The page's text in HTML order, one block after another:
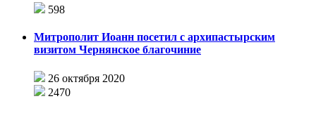
598
Митрополит Иоанн посетил с архипастырским
визитом Чернянское благочиние
26 октября 2020
2470